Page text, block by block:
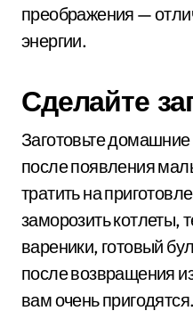
преображения —
энергии.
Сделайте
Заготовьте
после появления
тратить на
заморозить котлеты,
вареники, готовый
после возвращения
вам очень пригодятся.